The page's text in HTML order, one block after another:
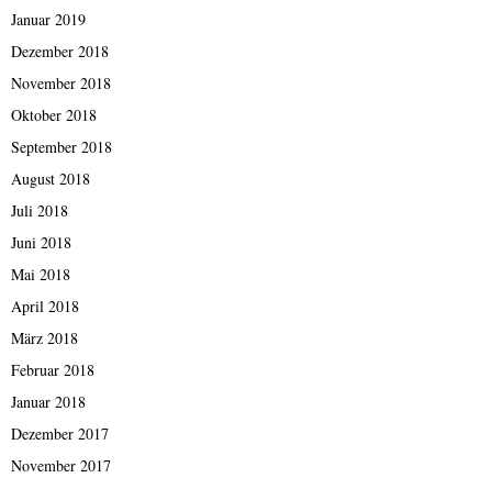
Januar 2019
Dezember 2018
November 2018
Oktober 2018
September 2018
August 2018
Juli 2018
Juni 2018
Mai 2018
April 2018
März 2018
Februar 2018
Januar 2018
Dezember 2017
November 2017